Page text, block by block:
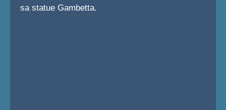
sa statue Gambetta.